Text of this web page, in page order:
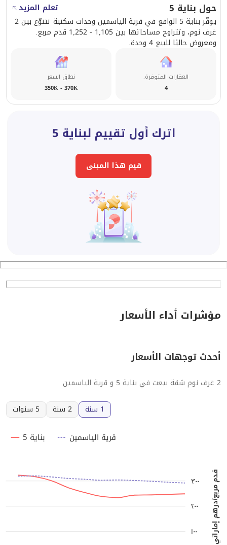
حول بناية 5
تعلم المزيد
يوفّر بناية 5 الواقع في قرية الياسمين وحدات سكنية تتنوّع بين 2
غرف نوم، وتتراوح مساحاتها بين 1,105 - 1,252 قدم مربع.
ومعروض حاليًا للبيع 4 وحدة.
العقارات المتوفرة.
4
نطاق السعر
350K - 370K
اترك أول تقييم لبناية 5
قيم هذا المبنى
مؤشرات أداء الأسعار
أحدث توجهات الأسعار
2 غرف نوم شقة بيعت في بناية 5 و قرية الياسمين
1 سنة
2 سنة 5 سنوات
قدم مربع/درهم إماراتي ١٠٠
٢٠٠
٣٠٠
بناية 5 قرية الياسمين